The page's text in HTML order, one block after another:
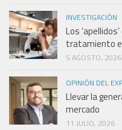
INVESTIGACIÓN
Los
tratamiento
5 AGOSTO, 2026
OPINIÓN DEL
Llevar la
mercado
11 JULIO, 2026